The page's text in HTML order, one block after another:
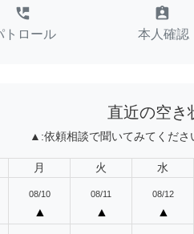
perm_phone_msg
トロール
assignment_ind
本人確認
直近の空き
▲:依頼相談で聞いてみてくださ
月 火 水
08/10
▲
08/11
▲
08/12
▲